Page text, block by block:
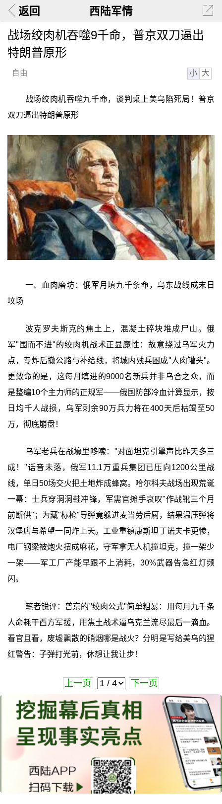
返回 西陆军情
战场绞肉机吞噬9千命，普京双刀逼出
特朗普原形
自由 小 大
战场绞肉机吞噬九千命，谈判桌上美乌陷死局！普京
双刀逼出特朗普原形
一、血肉磨坊：俄军月填九千条命，乌东战线成末日
坟场
波克罗夫斯克的焦土上，混凝土碎块堆成尸山。俄
军"围而不进"的绞肉机战术正显魔性：故意绕过乌军火力
点，专炸后撤公路与补给线，将城内残兵困成"人肉罐头"。
更致命的是，这每月填进的9000名新兵并非乌合之众，而
是整编10个主力师的正规军——俄国防部冷血计算显示，按
日均千人战损，乌军剩余90万兵力将在400天后枯竭至50
万，彻底崩盘！
乌军老兵在战壕里哆嗦："对面坦克引擎声比昨天多三
成！"话音未落，俄军11.1万重兵集团已压向1200公里战
线，单日50场交火把土地炸成蜂窝。哈尔科夫战场出现荒诞
一幕：士兵穿洞洞鞋冲锋，军需官摊手哀叹"作战靴三个月
前断供"；为藏"标枪"导弹竟躲进麦当劳后厨，结果温压弹将
汉堡店与希望一同炸上天。工业重镇康斯坦丁诺夫卡更惨，
电厂钢梁被炮火扭成麻花，守军拿无人机撞坦克，撞一架少
一架——军工厂产能早跟不上消耗，30%武器告急红灯频
闪。
笔者锐评：普京的"绞肉公式"简单粗暴：用每月九千条
人命耗干西方军援，用焦土战术逼乌克兰流尽最后一滴血。
看官且看，废墟飘散的硝烟哪是战火？分明是写给美乌的猩
红警告：子弹打光前，休想让我让步！
上一页 下一页